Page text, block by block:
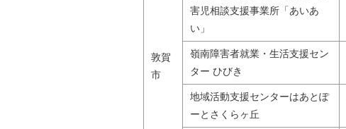
敦賀
市
害児相談支援事業所「あいあ
い」
嶺南障害者就業・生活支援セン
ター ひびき
地域活動支援センターはあとぽ
ーとさくらヶ丘